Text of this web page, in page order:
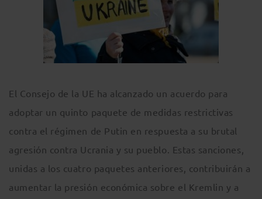
El Consejo de la UE ha alcanzado un acuerdo para
adoptar un quinto paquete de medidas restrictivas
contra el régimen de Putin en respuesta a su brutal
agresión contra Ucrania y su pueblo. Estas sanciones,
unidas a los cuatro paquetes anteriores, contribuirán a
aumentar la presión económica sobre el Kremlin y a